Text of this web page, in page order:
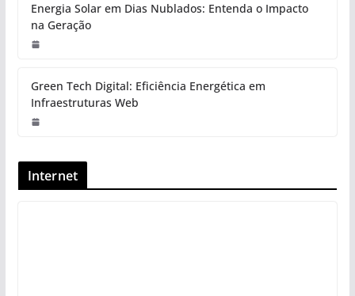
Energia Solar em Dias Nublados: Entenda o Impacto
na Geração
Green Tech Digital: Eficiência Energética em
Infraestruturas Web
Internet